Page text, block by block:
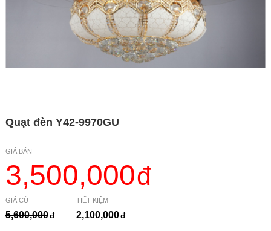
Quạt đèn Y42-9970GU
GIÁ BÁN
3,500,000
GIÁ CŨ
5,600,000
TIẾT KIỆM
2,100,000